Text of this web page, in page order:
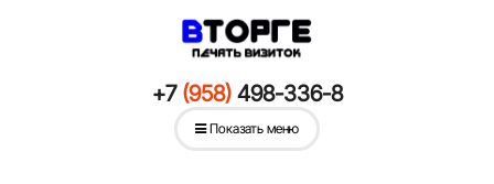
+7 (958)498-336-8
Показать меню